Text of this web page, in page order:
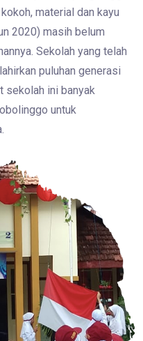
material dan kayu
2020) masih belum
Sekolah yang telah
puluhan generasi
sekolah ini banyak
untuk